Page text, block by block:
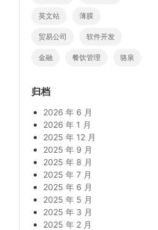
英文站 薄膜
贸易公司 软件开发
金融 餐饮管理 骆泉
归档
2026 年 6 月
2026 年 1 月
2025 年 12 月
2025 年 9 月
2025 年 8 月
2025 年 7 月
2025 年 6 月
2025 年 5 月
2025 年 3 月
2025 年 2 月